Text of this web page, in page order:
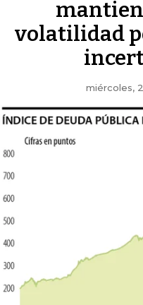
volatilidad
miércoles,